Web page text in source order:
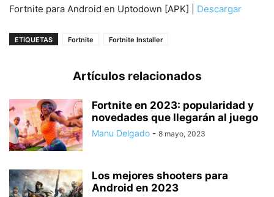
Fortnite para Android en Uptodown [APK] | Descargar
ETIQUETAS Fortnite Fortnite Installer
Artículos relacionados
Fortnite en 2023: popularidad y
novedades que llegarán al juego
Manu Delgado - 8 mayo, 2023
Los mejores shooters para
Android en 2023